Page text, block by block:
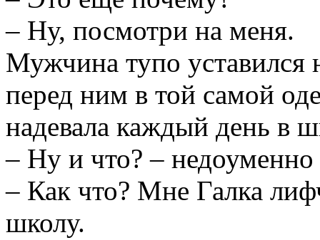
– Ну, посмотри на меня.
Мужчина тупо уставился
перед ним в той самой
надевала каждый день в
– Ну и что? – недоуменно
– Как что? Мне Галка
школу.